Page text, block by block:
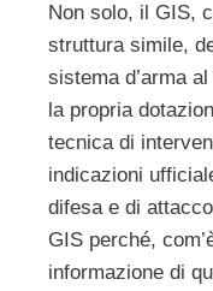
Non solo, il GIS,
struttura simile,
sistema d’arma
la propria
tecnica di
indicazioni
difesa e di
GIS perché,
informazione di